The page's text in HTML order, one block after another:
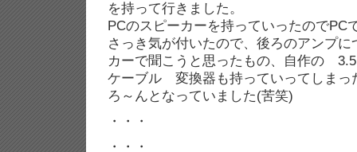
を持って行きました。
PCのスピーカーを持っていったのでPC
さっき気が付いたので、後ろのアンプ
カーで聞こうと思ったもの、自作の
ケーブル 変換器も持っていってしまっ
ろ～んとなっていました(苦笑)
・・・
・・・